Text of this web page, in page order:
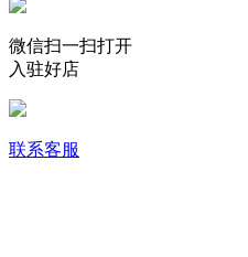
微信扫一扫打开
入驻好店
联系客服